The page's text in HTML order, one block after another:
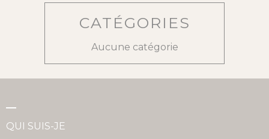
CATÉGORIES
Aucune catégorie
QUI SUIS-JE